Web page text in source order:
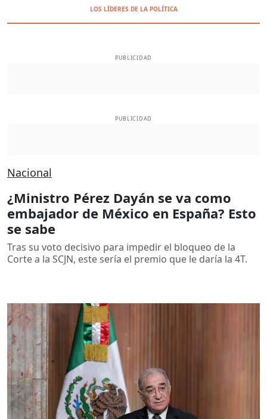
LOS LÍDERES DE LA POLÍTICA
PUBLICIDAD
PUBLICIDAD
Nacional
¿Ministro Pérez Dayán se va como
embajador de México en España? Esto
se sabe
Tras su voto decisivo para impedir el bloqueo de la
Corte a la SCJN, este sería el premio que le daría la 4T.